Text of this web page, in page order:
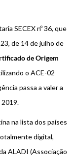
SECEX nº 36, que
de 14 de julho de
de Origem
o ACE-02
passa a valer a
na lista dos países
digital,
ALADI (Associação